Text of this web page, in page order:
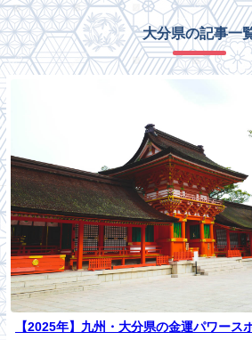
大分県の記事一
【2025年】九州・大分県の金運パワース